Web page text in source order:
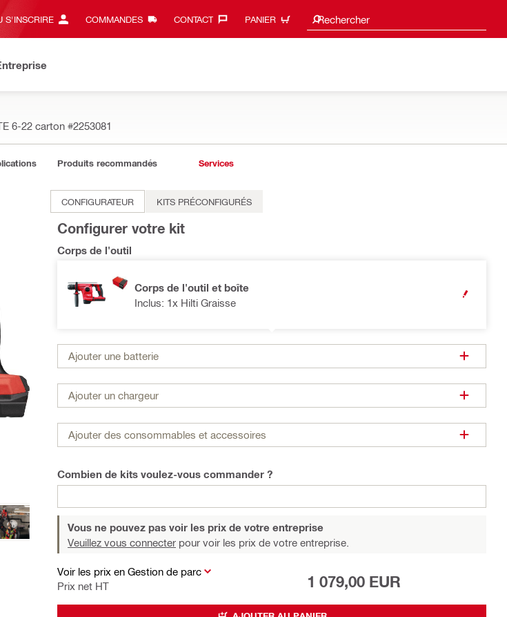
S'INSCRIRE COMMANDES CONTACT‎ PANIER Rechercher
Search suggestions
6-22 carton #2253081
Produits recommandés Services
CONFIGURATEUR KITS PRÉCONFIGURÉS
Configurer votre kit
Corps de l'outil
Corps de l'outil et boîte
Inclus: 1x Hilti Graisse
OPEN
Ajouter une batterie
Ajouter un chargeur
Ajouter des consommables et accessoires
Combien de kits voulez-vous commander ?
Vous ne pouvez pas voir les prix de votre entreprise
Veuillez vous connecter pour voir les prix de votre entreprise.
Voir les prix en Gestion de parc
Prix net HT
1 079,00 EUR